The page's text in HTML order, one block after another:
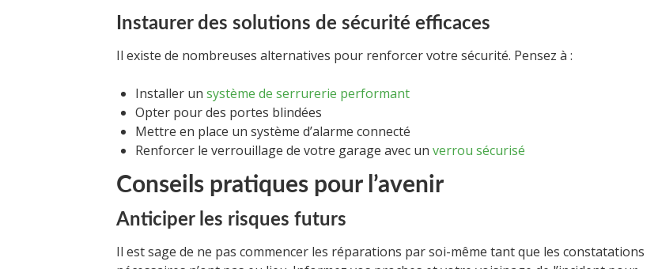
Instaurer des solutions de sécurité efficaces
Il existe de nombreuses alternatives pour renforcer votre sécurité. Pensez à :
Installer un système de serrurerie performant
Opter pour des portes blindées
Mettre en place un système d’alarme connecté
Renforcer le verrouillage de votre garage avec un verrou sécurisé
Conseils pratiques pour l’avenir
Anticiper les risques futurs
Il est sage de ne pas commencer les réparations par soi-même tant que les constatations